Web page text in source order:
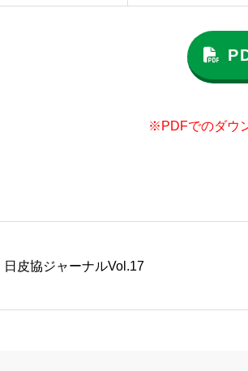
※PDFでのダウ
日皮協ジャーナルVol.17